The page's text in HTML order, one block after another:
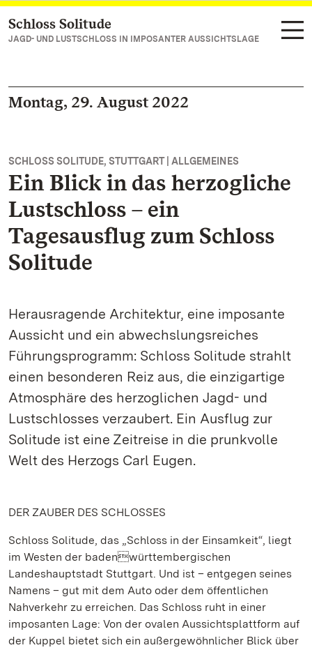
Zum Hauptinhalt springen
Schloss Solitude
JAGD- UND LUSTSCHLOSS IN IMPOSANTER AUSSICHTSLAGE
Montag, 29. August 2022
SCHLOSS SOLITUDE, STUTTGART | ALLGEMEINES
Ein Blick in das herzogliche
Lustschloss – ein
Tagesausflug zum Schloss
Solitude
Herausragende Architektur, eine imposante
Aussicht und ein abwechslungsreiches
Führungsprogramm: Schloss Solitude strahlt
einen besonderen Reiz aus, die einzigartige
Atmosphäre des herzoglichen Jagd- und
Lustschlosses verzaubert. Ein Ausflug zur
Solitude ist eine Zeitreise in die prunkvolle
Welt des Herzogs Carl Eugen.
DER ZAUBER DES SCHLOSSES
Schloss Solitude, das „Schloss in der Einsamkeit“, liegt
im Westen der badenwürttembergischen
Landeshauptstadt Stuttgart. Und ist – entgegen seines
Namens – gut mit dem Auto oder dem öffentlichen
Nahverkehr zu erreichen. Das Schloss ruht in einer
imposanten Lage: Von der ovalen Aussichtsplattform auf
der Kuppel bietet sich ein außergewöhnlicher Blick über